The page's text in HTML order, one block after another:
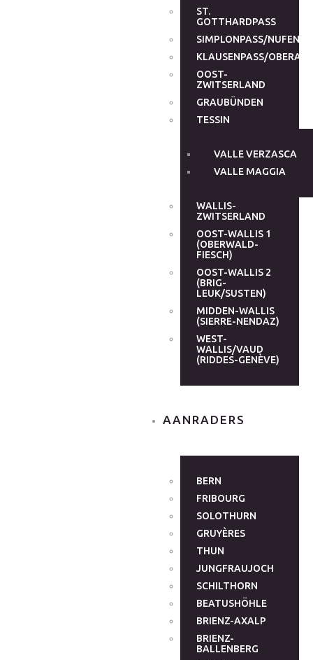
ST.
GOTTHARDPASS
SIMPLONPASS/
KLAUSENPASS/
OOST-
ZWITSERLAND
GRAUBÜNDEN
TESSIN
VALLE VERZASCA
VALLE MAGGIA
WALLIS-
ZWITSERLAND
OOST-WALLIS 1
(OBERWALD-
FIESCH)
OOST-WALLIS 2
(BRIG-
LEUK/SUSTEN)
MIDDEN-WALLIS
(SIERRE-NENDAZ)
WEST-
WALLIS/VAUD
(RIDDES-GENÈVE)
AANRADERS
BERN
FRIBOURG
SOLOTHURN
GRUYÈRES
THUN
JUNGFRAUJOCH
SCHILTHORN
BEATUSHÖHLE
BRIENZ-AXALP
BRIENZ-
BALLENBERG